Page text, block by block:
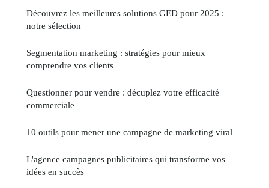
Découvrez les meilleures solutions GED pour 2025 :
notre sélection
Segmentation marketing : stratégies pour mieux
comprendre vos clients
Questionner pour vendre : décuplez votre efficacité
commerciale
10 outils pour mener une campagne de marketing viral
L'agence campagnes publicitaires qui transforme vos
idées en succès